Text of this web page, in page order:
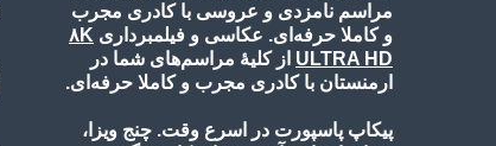
مراسم نامزدی و عروسی با کادری مجرب
و کاملا حرفه‌ای. عکاسی و فیلمبرداری ۸K
ULTRA HD از کلیۀ مراسم‌های شما در
ارمنستان با کادری مجرب و کاملا حرفه‌ای.
پیکاپ پاسپورت در اسرع وقت. چنج ویزا،